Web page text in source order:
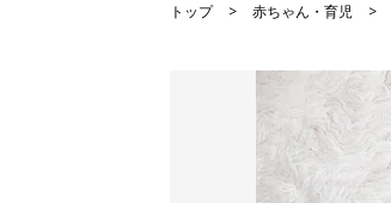
トップ 赤ちゃん・育児